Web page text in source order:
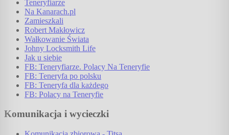
Teneryfiarze
Na Kanarach.pl
Zamieszkali
Robert Makłowicz
Wałkowanie Świata
Johny Locksmith Life
Jak u siebie
FB: Teneryfiarze. Polacy Na Teneryfie
FB: Teneryfa po polsku
FB: Teneryfa dla każdego
FB: Polacy na Teneryfie
Komunikacja i wycieczki